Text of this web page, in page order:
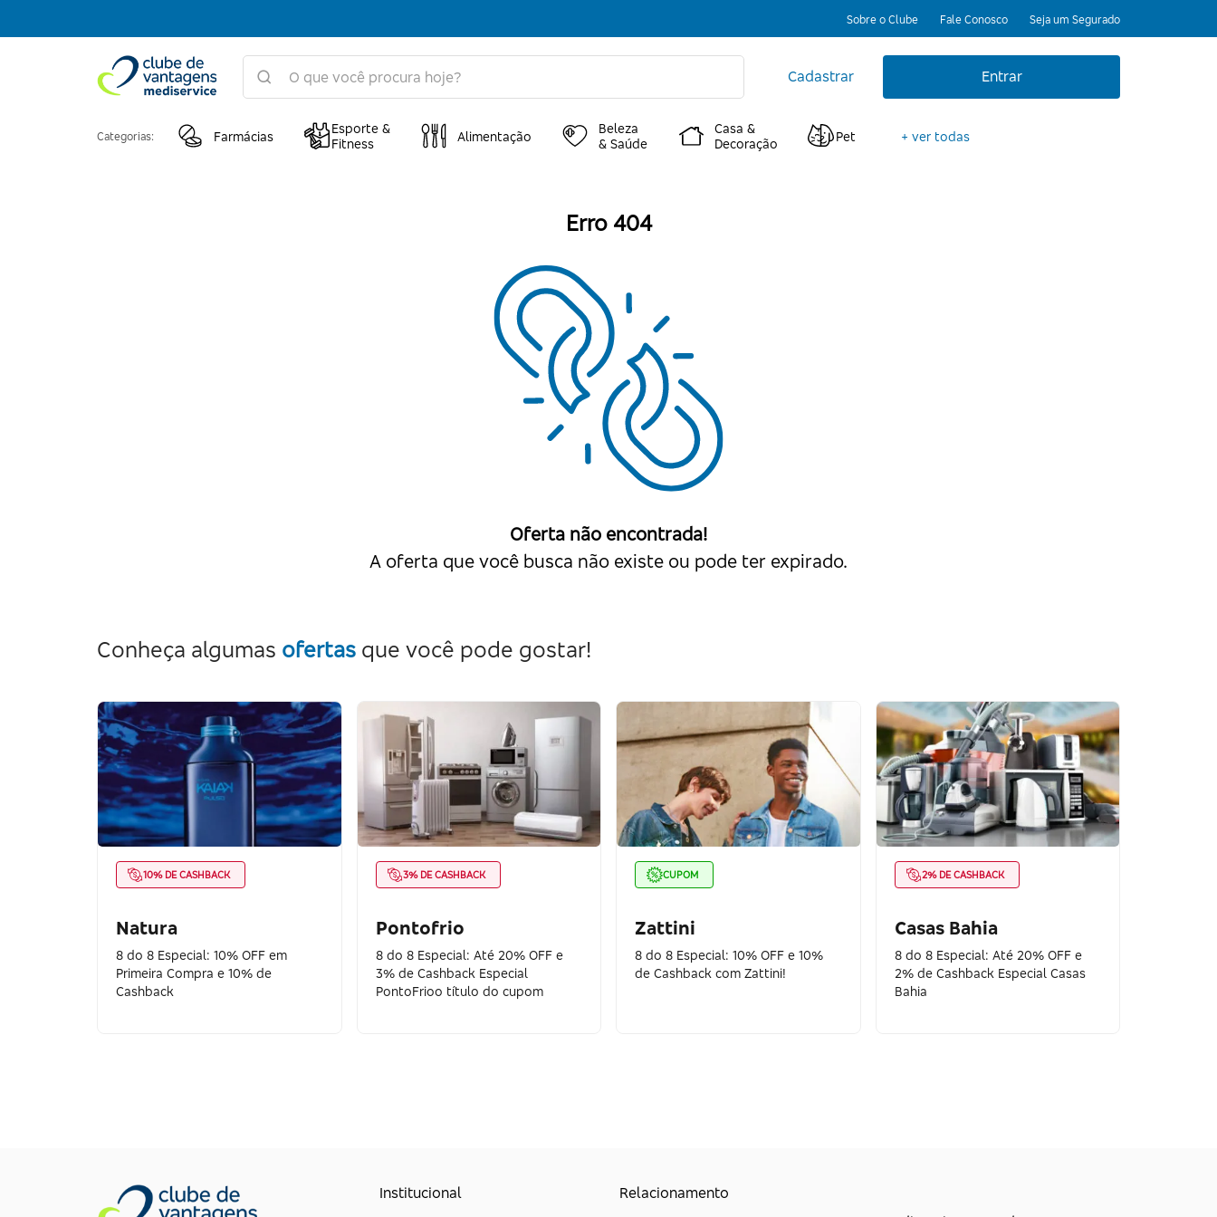
Sobre o Clube Fale Conosco Seja um Segurado
Cadastrar Entrar
Categorias: Farmácias
Esporte &
Fitness
Alimentação
Beleza
& Saúde
Casa &
Decoração
Pet + ver todas
Erro 404
Oferta não encontrada!
A oferta que você busca não existe ou pode ter expirado.
Conheça algumas ofertas que você pode gostar!
10% DE CASHBACK
Natura
8 do 8 Especial: 10% OFF em
Primeira Compra e 10% de
Cashback
3% DE CASHBACK
Pontofrio
8 do 8 Especial: Até 20% OFF e
3% de Cashback Especial
PontoFrioo título do cupom
CUPOM
Zattini
8 do 8 Especial: 10% OFF e 10%
de Cashback com Zattini!
2% DE CASHBACK
Casas Bahia
8 do 8 Especial: Até 20% OFF e
2% de Cashback Especial Casas
Bahia
Institucional
Relacionamento